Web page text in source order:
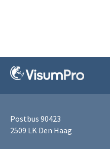
Postbus 90423
2509 LK Den Haag